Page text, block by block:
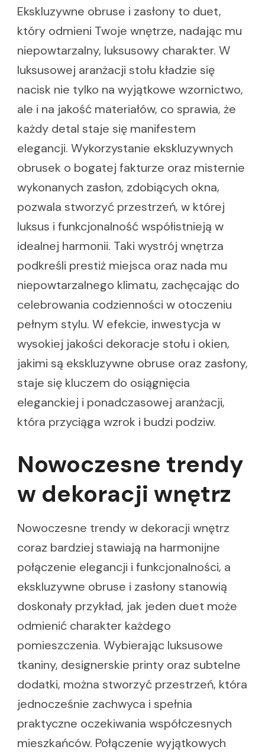
Ekskluzywne obruse i zasłony to duet,
który odmieni Twoje wnętrze, nadając mu
niepowtarzalny, luksusowy charakter. W
luksusowej aranżacji stołu kładzie się
nacisk nie tylko na wyjątkowe wzornictwo,
ale i na jakość materiałów, co sprawia, że
każdy detal staje się manifestem
elegancji. Wykorzystanie ekskluzywnych
obrusek o bogatej fakturze oraz misternie
wykonanych zasłon, zdobiących okna,
pozwala stworzyć przestrzeń, w której
luksus i funkcjonalność współistnieją w
idealnej harmonii. Taki wystrój wnętrza
podkreśli prestiż miejsca oraz nada mu
niepowtarzalnego klimatu, zachęcając do
celebrowania codzienności w otoczeniu
pełnym stylu. W efekcie, inwestycja w
wysokiej jakości dekoracje stołu i okien,
jakimi są ekskluzywne obruse oraz zasłony,
staje się kluczem do osiągnięcia
eleganckiej i ponadczasowej aranżacji,
która przyciąga wzrok i budzi podziw.
Nowoczesne trendy
w dekoracji wnętrz
Nowoczesne trendy w dekoracji wnętrz
coraz bardziej stawiają na harmonijne
połączenie elegancji i funkcjonalności, a
ekskluzywne obruse i zasłony stanowią
doskonały przykład, jak jeden duet może
odmienić charakter każdego
pomieszczenia. Wybierając luksusowe
tkaniny, designerskie printy oraz subtelne
dodatki, można stworzyć przestrzeń, która
jednocześnie zachwyca i spełnia
praktyczne oczekiwania współczesnych
mieszkańców. Połączenie wyjątkowych